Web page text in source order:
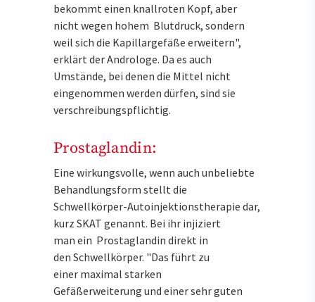
bekommt einen knallroten Kopf, aber
nicht wegen hohem Blutdruck, sondern
weil sich die Kapillargefäße erweitern",
erklärt der Androloge. Da es auch
Umstände, bei denen die Mittel nicht
eingenommen werden dürfen, sind sie
verschreibungspflichtig.
Prostaglandin:
Eine wirkungsvolle, wenn auch unbeliebte
Behandlungsform stellt die
Schwellkörper-Autoinjektionstherapie dar,
kurz SKAT genannt. Bei ihr injiziert
man ein Prostaglandin direkt in
den Schwellkörper. "Das führt zu
einer maximal starken
Gefäßerweiterung und einer sehr guten